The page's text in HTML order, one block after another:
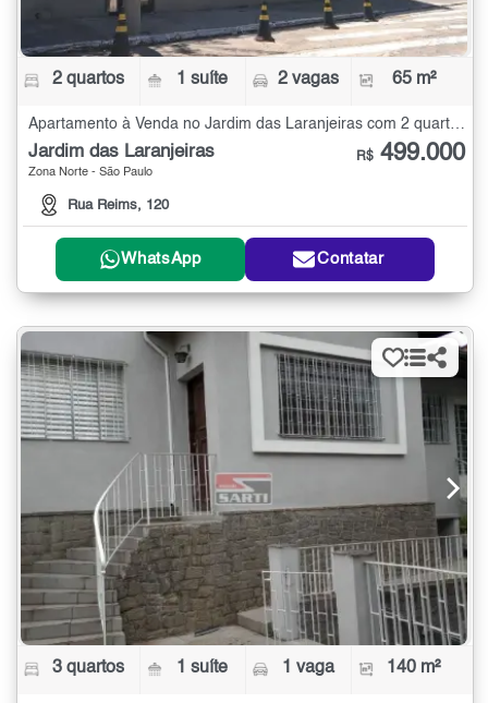
2 quartos 1 suíte 2 vagas 65 m²
Apartamento à Venda no Jardim das Laranjeiras com 2 quartos - 65 m²
Jardim das Laranjeiras
Zona Norte - São Paulo
Rua Reims, 120
R$ 499.000
WhatsApp Contatar
3 quartos 1 suíte 1 vaga 140 m²